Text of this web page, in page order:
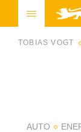
TOBIAS VOGT
AUTO